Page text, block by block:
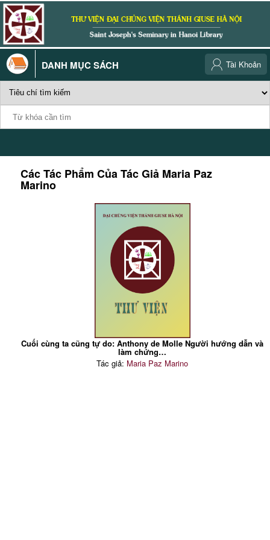
DANH MỤC SÁCH Tài Khoản
Các Tác Phẩm Của Tác Giả Maria Paz
Marino
Cuối cùng ta cũng tự do: Anthony de Molle Người hướng dẫn và
làm chứng…
Tác giả: Maria Paz Marino